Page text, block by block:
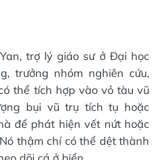
trợ lý giáo sư ở Đại học
trưởng nhóm nghiên cứu,
thể tích hợp vào vỏ tàu vũ
bụi vũ trụ tích tụ hoặc
để phát hiện vết nứt hoặc
thậm chí có thể dệt thành